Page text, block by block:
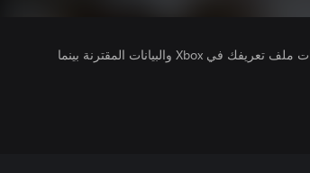
يتلقى ناشرو الألعاب التي تقوم بتشغيلها وصولاً إلى معلومات ملف تعريفك في Xbox والبيانات المقترنة بينما